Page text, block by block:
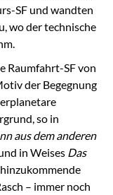
SF und wandten
wo der technische
Raumfahrt-SF von
der Begegnung
so in
aus dem anderen
in Weises Das
– immer noch